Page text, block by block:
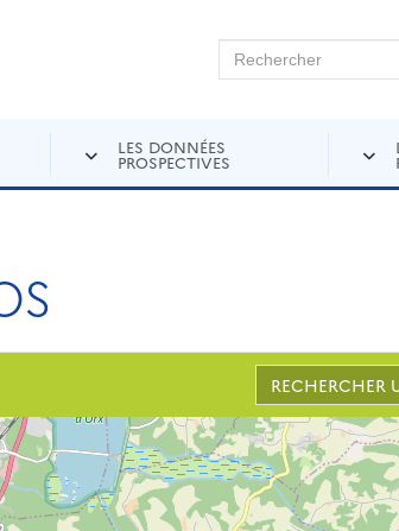
Rechercher sur Andra
LES DONNÉES
PROSPECTIVES
RECHERCHER